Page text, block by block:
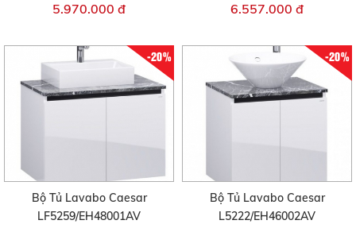
5.970.000 đ 6.557.000 đ
-20%
Bộ Tủ Lavabo Caesar
LF5259/EH48001AV
-20%
Bộ Tủ Lavabo Caesar
L5222/EH46002AV